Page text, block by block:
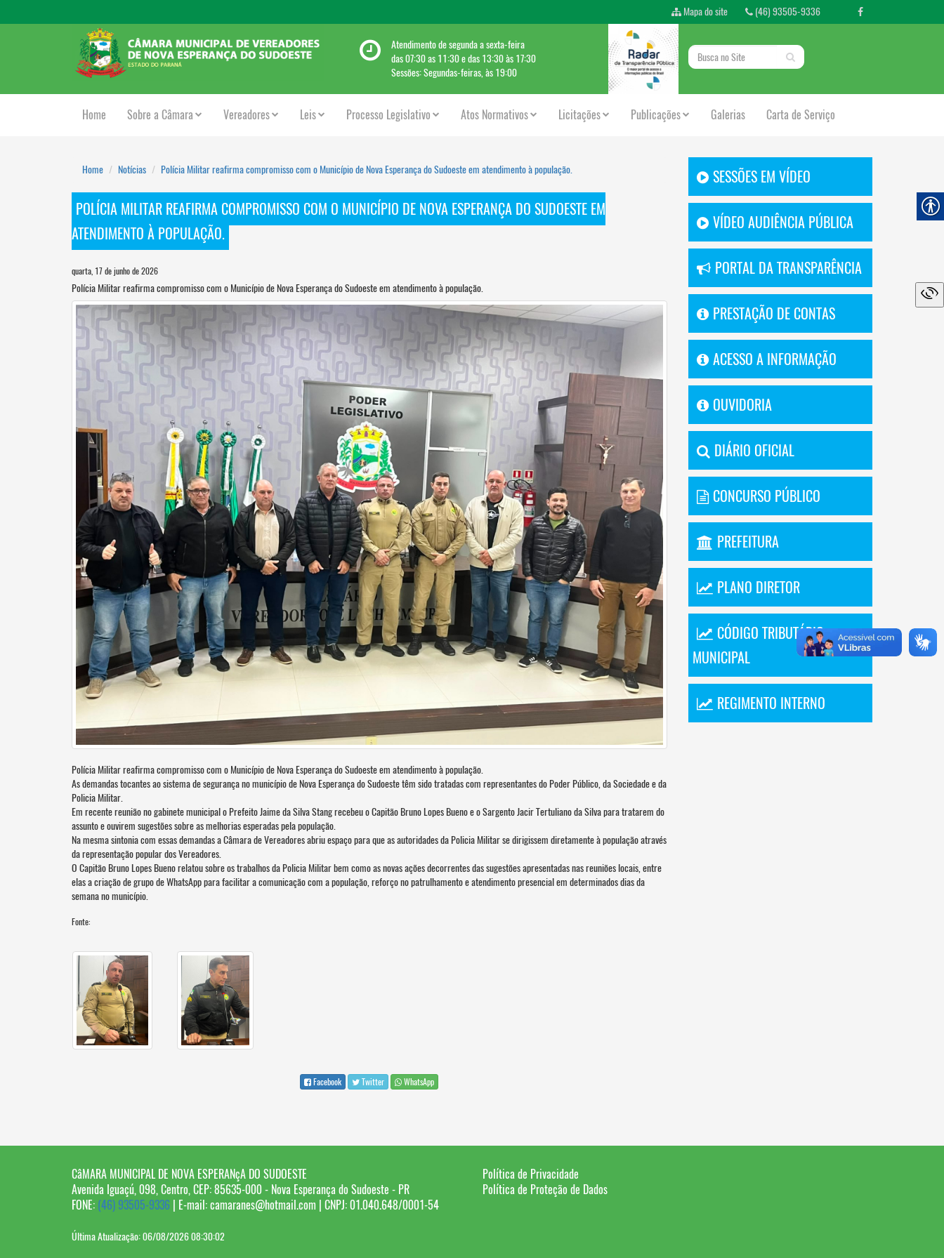
Mapa do site (46) 93505-9336
Atendimento de segunda a sexta-feira
das 07:30 as 11:30 e das 13:30 às 17:30
Sessões: Segundas-feiras, às 19:00
Home Sobre a Câmara Vereadores Leis Processo Legislativo Atos Normativos Licitações Publicações Galerias Carta de Serviço
Home Notícias Polícia Militar reafirma compromisso com o Município de Nova Esperança do Sudoeste em atendimento à população.
POLÍCIA MILITAR REAFIRMA COMPROMISSO COM O MUNICÍPIO DE NOVA ESPERANÇA DO SUDOESTE EM
ATENDIMENTO À POPULAÇÃO.
quarta, 17 de junho de 2026
Polícia Militar reafirma compromisso com o Município de Nova Esperança do Sudoeste em atendimento à população.
Polícia Militar reafirma compromisso com o Município de Nova Esperança do Sudoeste em atendimento à população.
As demandas tocantes ao sistema de segurança no município de Nova Esperança do Sudoeste têm sido tratadas com representantes do Poder Público, da Sociedade e da
Policia Militar.
Em recente reunião no gabinete municipal o Prefeito Jaime da Silva Stang recebeu o Capitão Bruno Lopes Bueno e o Sargento Jacir Tertuliano da Silva para tratarem do
assunto e ouvirem sugestões sobre as melhorias esperadas pela população.
Na mesma sintonia com essas demandas a Câmara de Vereadores abriu espaço para que as autoridades da Policia Militar se dirigissem diretamente à população através
da representação popular dos Vereadores.
O Capitão Bruno Lopes Bueno relatou sobre os trabalhos da Policia Militar bem como as novas ações decorrentes das sugestões apresentadas nas reuniões locais, entre
elas a criação de grupo de WhatsApp para facilitar a comunicação com a população, reforço no patrulhamento e atendimento presencial em determinados dias da
semana no município.
Fonte:
Facebook Twitter WhatsApp
SESSÕES EM VÍDEO
VÍDEO AUDIÊNCIA PÚBLICA
PORTAL DA TRANSPARÊNCIA
PRESTAÇÃO DE CONTAS
ACESSO A INFORMAÇÃO
OUVIDORIA
DIÁRIO OFICIAL
CONCURSO PÚBLICO
PREFEITURA
PLANO DIRETOR
CÓDIGO TRIBUTÁRIO
MUNICIPAL
REGIMENTO INTERNO
CâMARA MUNICIPAL DE NOVA ESPERANçA DO SUDOESTE
Avenida Iguaçú, 098, Centro, CEP: 85635-000 - Nova Esperança do Sudoeste - PR
FONE: (46) 93505-9336 | E-mail: camaranes@hotmail.com | CNPJ: 01.040.648/0001-54
Última Atualização: 06/08/2026 08:30:02
Política de Privacidade
Política de Proteção de Dados